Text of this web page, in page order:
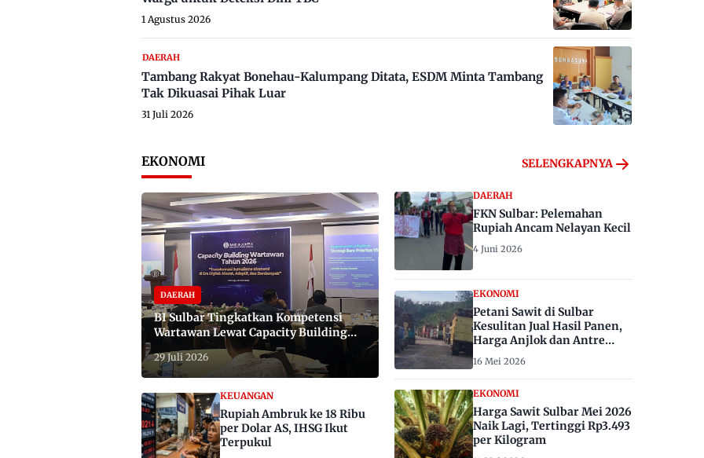
1 Agustus 2026
DAERAH
Tambang Rakyat Bonehau-Kalumpang Ditata, ESDM Minta Tambang
Tak Dikuasai Pihak Luar
31 Juli 2026
EKONOMI SELENGKAPNYA
DAERAH
BI Sulbar Tingkatkan Kompetensi
Wartawan Lewat Capacity Building
29 Juli 2026
KEUANGAN
Rupiah Ambruk ke 18 Ribu
per Dolar AS, IHSG Ikut
Terpukul
DAERAH
FKN Sulbar: Pelemahan
Rupiah Ancam Nelayan Kecil
4 Juni 2026
EKONOMI
Petani Sawit di Sulbar
Kesulitan Jual Hasil Panen,
Harga Anjlok dan Antre
Berhari-hari
16 Mei 2026
EKONOMI
Harga Sawit Sulbar Mei 2026
Naik Lagi, Tertinggi Rp3.493
per Kilogram